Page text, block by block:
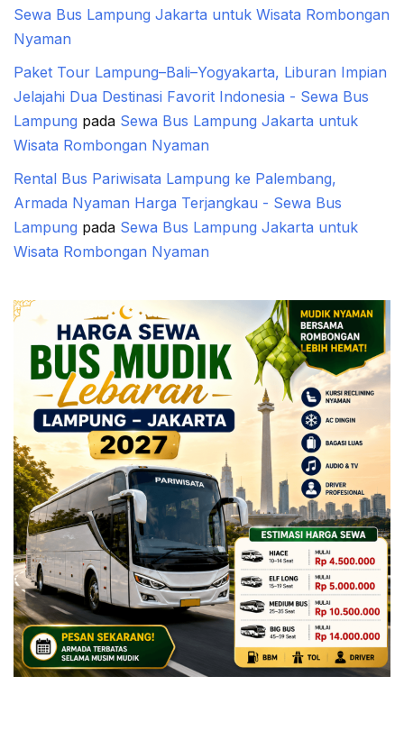
Sewa Bus Lampung Jakarta untuk Wisata Rombongan
Nyaman
Paket Tour Lampung–Bali–Yogyakarta, Liburan Impian
Jelajahi Dua Destinasi Favorit Indonesia - Sewa Bus
Lampung pada Sewa Bus Lampung Jakarta untuk
Wisata Rombongan Nyaman
Rental Bus Pariwisata Lampung ke Palembang,
Armada Nyaman Harga Terjangkau - Sewa Bus
Lampung pada Sewa Bus Lampung Jakarta untuk
Wisata Rombongan Nyaman